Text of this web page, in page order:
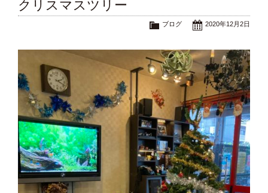
クリスマスツリー
2020年12月2日
ブログ